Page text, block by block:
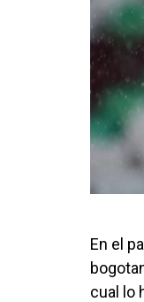
En el
cual lo